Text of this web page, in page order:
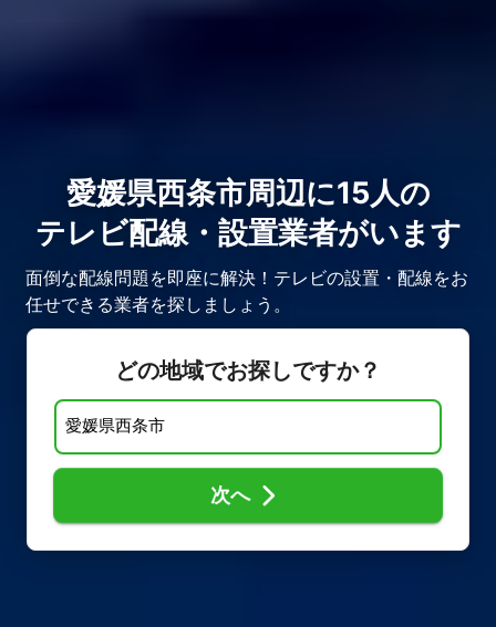
愛媛県西条市周辺に15人の
テレビ配線・設置業者がいます
面倒な配線問題を即座に解決！テレビの設置・配線をお
任せできる業者を探しましょう。
どの地域でお探しですか？
次へ